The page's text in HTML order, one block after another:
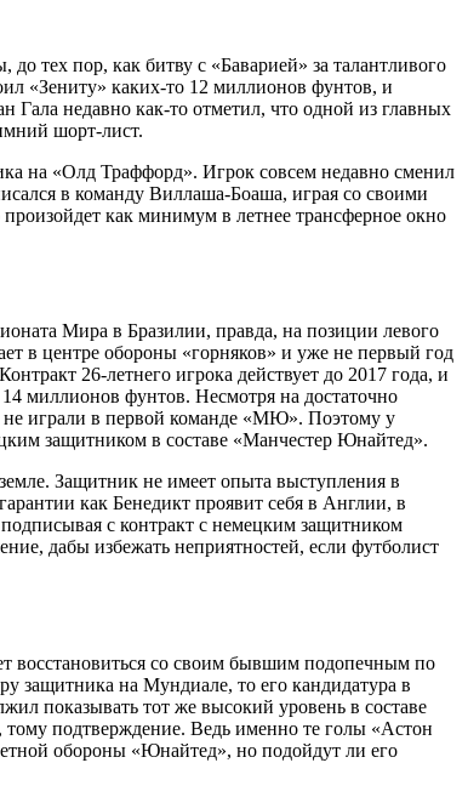
тех пор, как битву с «Баварией» за талантливого
«Зениту» каких-то 12 миллионов фунтов, и
Гала недавно как-то отметил, что одной из главных
шорт-лист.
на «Олд Траффорд». Игрок совсем недавно сменил
в команду Виллаша-Боаша, играя со своими
как минимум в летнее трансферное окно
Мира в Бразилии, правда, на позиции левого
в центре обороны «горняков» и уже не первый год
26-летнего игрока действует до 2017 года, и
миллионов фунтов. Несмотря на достаточно
играли в первой команде «МЮ». Поэтому у
защитником в составе «Манчестер Юнайтед».
Защитник не имеет опыта выступления в
как Бенедикт проявит себя в Англии, в
с контракт с немецким защитником
дабы избежать неприятностей, если футболист
восстановиться со своим бывшим подопечным по
на Мундиале, то его кандидатура в
показывать тот же высокий уровень в составе
подтверждение. Ведь именно те голы «Астон
обороны «Юнайтед», но подойдут ли его